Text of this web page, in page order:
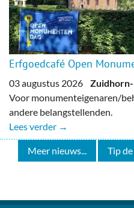
Erfgoedcafé Open
03 augustus 2026
Voor monumenteigenaren/
andere belangstellenden.
Lees verder →
Meer nieuws... Tip